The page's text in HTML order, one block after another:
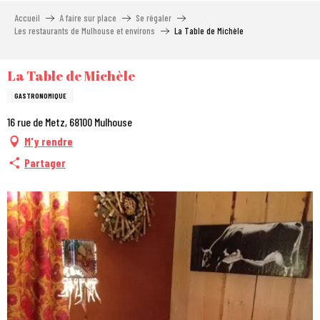
Accueil A faire sur place
Se régaler
Les restaurants de Mulhouse et environs
La Table de Michèle
La Table de Michèle
GASTRONOMIQUE
16 rue de Metz, 68100 Mulhouse
M'y rendre
Partager